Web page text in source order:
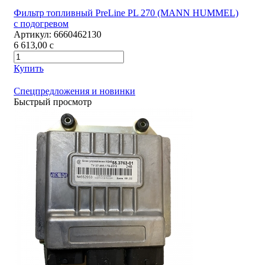
Фильтр топливный PreLine PL 270 (MANN HUMMEL)
с подогревом
Артикул: 6660462130
6 613,00 c
Купить
Спецпредложения и новинки
Быстрый просмотр